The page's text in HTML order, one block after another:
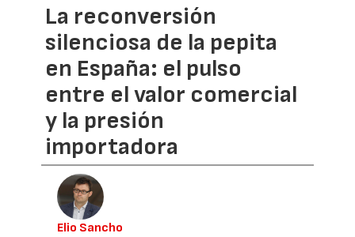
La reconversión
silenciosa de la pepita
en España: el pulso
entre el valor comercial
y la presión
importadora
Elio Sancho